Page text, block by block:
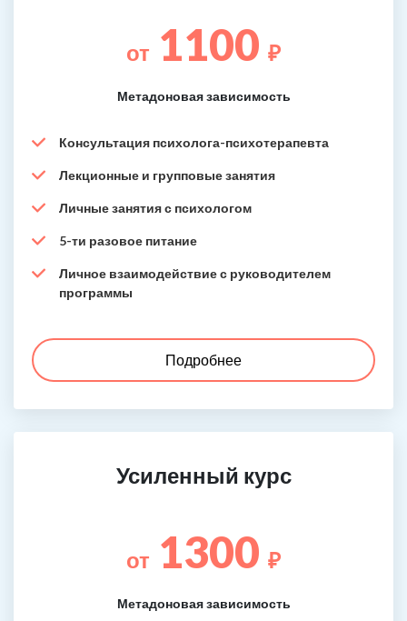
от 1100 ₽
Метадоновая зависимость
Консультация психолога-психотерапевта
Лекционные и групповые занятия
Личные занятия с психологом
5-ти разовое питание
Личное взаимодействие с руководителем
программы
Подробнее
Усиленный курс
от 1300 ₽
Метадоновая зависимость